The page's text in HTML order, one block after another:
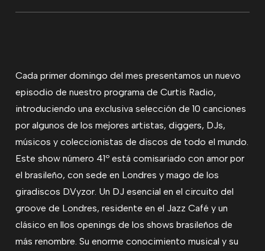
Cada primer domingo del mes presentamos un nuevo
episodio de nuestro programa de Curtis Radio,
introduciendo una exclusiva selección de 10 canciones
por algunos de los mejores artistas, diggers, DJs,
músicos y coleccionistas de discos de todo el mundo.
Este show número 41º está comisariado con amor por
el brasileño, con sede en Londres y mago de los
giradiscos D.Vyzor. Un DJ esencial en el circuito del
groove de Londres, residente en el Jazz Café y un
clásico en llos openings de los shows brasileños de
más renombre. Su enorme conocimiento musical y su